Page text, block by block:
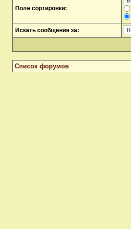
Поле сортировки:
Искать сообщения за:
Список форумов